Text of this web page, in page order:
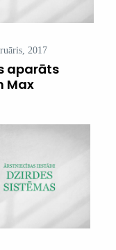
2017
aparāts
Max